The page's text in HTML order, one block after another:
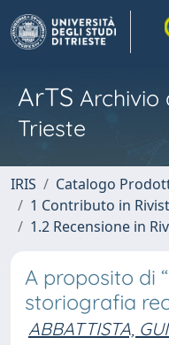
ArTS Archivio
Trieste
IRIS
Catalogo
1 Contributo in
1.2 Recensione in
A proposito di
storiografia
ABBATTISTA,